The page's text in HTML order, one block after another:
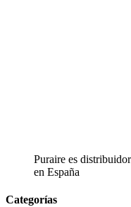
Puraire es
en España
Categorías